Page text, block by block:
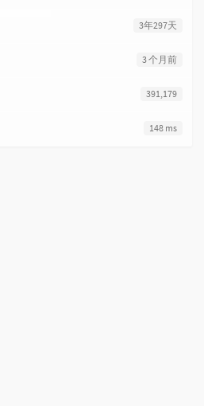
3年297天
3 个月前
391,179
148 ms